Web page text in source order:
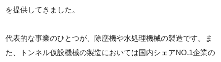
を提供してきました。
代表的な事業のひとつが、除塵機や水処理機械の製造です。ま
た、トンネル仮設機械の製造においては国内シェアNO.1企業の